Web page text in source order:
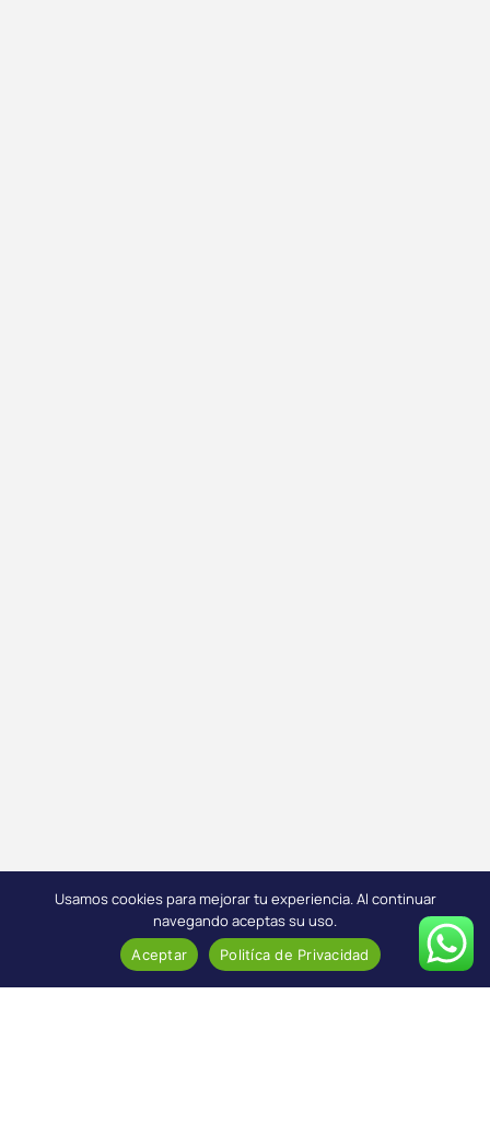
Usamos cookies para mejorar tu experiencia. Al continuar
navegando aceptas su uso.
Aceptar Politíca de Privacidad